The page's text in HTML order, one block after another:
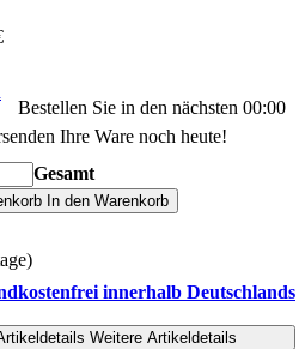
Bestellen Sie in den nächsten 00:00
Ihre Ware noch heute!
Gesamt
In den Warenkorb
innerhalb Deutschlands
Weitere Artikeldetails